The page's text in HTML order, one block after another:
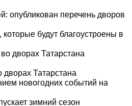
опубликован перечень дворов
будут благоустроены в
дворах Татарстана
новогодних событий на